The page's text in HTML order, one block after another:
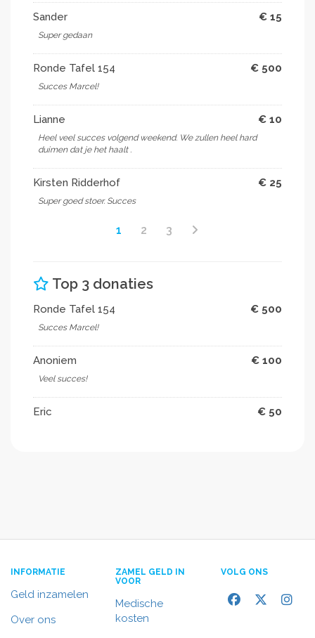
Sander € 15
Super gedaan
Ronde Tafel 154 € 500
Succes Marcel!
Lianne € 10
Heel veel succes volgend weekend. We zullen heel hard
duimen dat je het haalt .
Kirsten Ridderhof € 25
Super goed stoer. Succes
1 2 3
Top 3 donaties
Ronde Tafel 154 € 500
Succes Marcel!
Anoniem € 100
Veel succes!
Eric € 50
INFORMATIE
Geld inzamelen
Over ons
ZAMEL GELD IN
VOOR
Medische
kosten
VOLG ONS